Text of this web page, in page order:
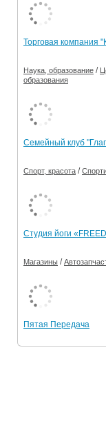
Торговая компания
Наука, образование /
образования
Семейный клуб
Спорт, красота /
Студия йоги
Магазины /
Пятая Передача